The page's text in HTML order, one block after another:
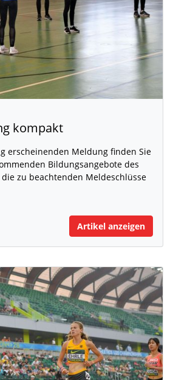
kompakt
erscheinenden Meldung finden Sie
Bildungsangebote des
die zu beachtenden Meldeschlüsse
Artikel anzeigen